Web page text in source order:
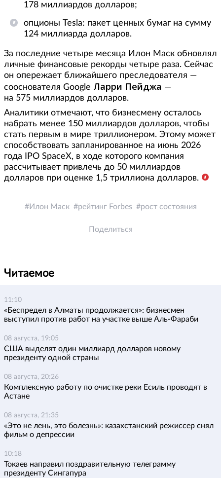
178 миллиардов долларов;
опционы Tesla: пакет ценных бумаг на сумму
124 миллиарда долларов.
За последние четыре месяца Илон Маск обновлял
личные финансовые рекорды четыре раза. Сейчас
он опережает ближайшего преследователя —
сооснователя Google Ларри Пейджа —
на 575 миллиардов долларов.
Аналитики отмечают, что бизнесмену осталось
набрать менее 150 миллиардов долларов, чтобы
стать первым в мире триллионером. Этому может
способствовать запланированное на июнь 2026
года IPO SpaceX, в ходе которого компания
рассчитывает привлечь до 50 миллиардов
долларов при оценке 1,5 триллиона долларов.
Илон Маск рейтинг Forbes рост состояния
Поделиться
Читаемое
11:10
«Беспредел в Алматы продолжается»: бизнесмен
выступил против работ на участке выше Аль-Фараби
08 августа, 19:05
США выделят один миллиард долларов новому
президенту одной страны
08 августа, 20:26
Комплексную работу по очистке реки Есиль проводят в
Астане
08 августа, 21:35
«Это не лень, это болезнь»: казахстанский режиссер снял
фильм о депрессии
10:18
Токаев направил поздравительную телеграмму
президенту Сингапура